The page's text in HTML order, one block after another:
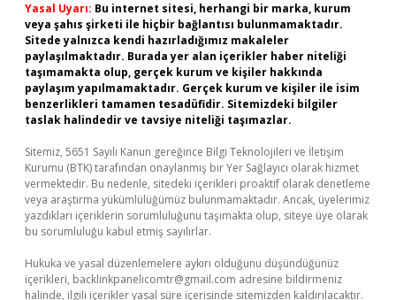
Yasal Uyarı: Bu internet sitesi, herhangi bir marka, kurum
veya şahıs şirketi ile hiçbir bağlantısı bulunmamaktadır.
Sitede yalnızca kendi hazırladığımız makaleler
paylaşılmaktadır. Burada yer alan içerikler haber niteliği
taşımamakta olup, gerçek kurum ve kişiler hakkında
paylaşım yapılmamaktadır. Gerçek kurum ve kişiler ile isim
benzerlikleri tamamen tesadüfidir. Sitemizdeki bilgiler
taslak halindedir ve tavsiye niteliği taşımazlar.
Sitemiz, 5651 Sayılı Kanun gereğince Bilgi Teknolojileri ve İletişim
Kurumu (BTK) tarafından onaylanmış bir Yer Sağlayıcı olarak hizmet
vermektedir. Bu nedenle, sitedeki içerikleri proaktif olarak denetleme
veya araştırma yükümlülüğümüz bulunmamaktadır. Ancak, üyelerimiz
yazdıkları içeriklerin sorumluluğunu taşımakta olup, siteye üye olarak
bu sorumluluğu kabul etmiş sayılırlar.
Hukuka ve yasal düzenlemelere aykırı olduğunu düşündüğünüz
içerikleri, backlinkpanelicomtr@gmail.com adresine bildirmeniz
halinde, ilgili içerikler yasal süre içerisinde sitemizden kaldırılacaktır.